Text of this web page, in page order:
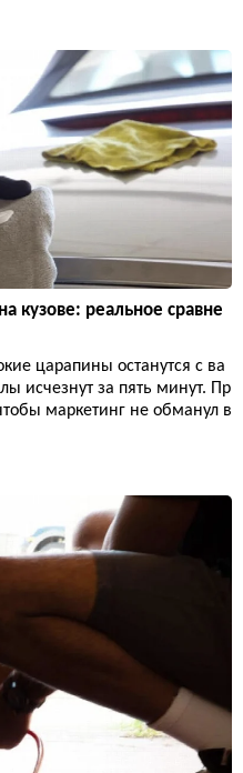
кузове: реальное сравне
царапины останутся с ва
исчезнут за пять минут. Пр
маркетинг не обманул в